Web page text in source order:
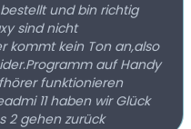
und bin richtig
sind nicht
kommt kein Ton an,also
auf Handy
funktionieren
11 haben wir Glück
2 gehen zurück